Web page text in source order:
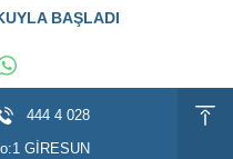
BAŞLADI
444 4 028
GİRESUN